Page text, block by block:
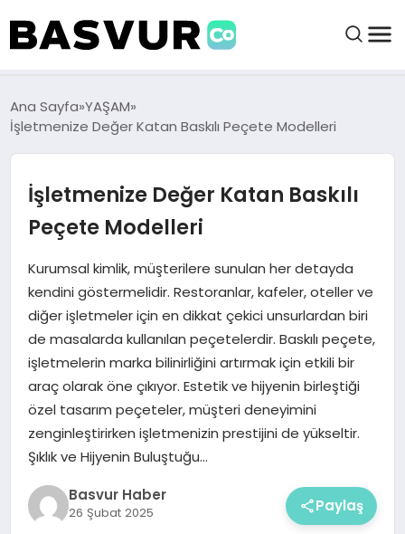
BAŞVURULAR
BAYILIKLER
HABERLER
İŞ FIKIRLERI
KRIPTO HABER
Ana Sayfa YAŞAM
İşletmenize Değer Katan Baskılı Peçete Modelleri
İşletmenize Değer Katan Baskılı
Peçete Modelleri
Kurumsal kimlik, müşterilere sunulan her detayda
kendini göstermelidir. Restoranlar, kafeler, oteller ve
diğer işletmeler için en dikkat çekici unsurlardan biri
de masalarda kullanılan peçetelerdir. Baskılı peçete,
işletmelerin marka bilinirliğini artırmak için etkili bir
araç olarak öne çıkıyor. Estetik ve hijyenin birleştiği
özel tasarım peçeteler, müşteri deneyimini
zenginleştirirken işletmenizin prestijini de yükseltir.
Şıklık ve Hijyenin Buluştuğu…
Basvur Haber
26 Şubat 2025 Paylaş